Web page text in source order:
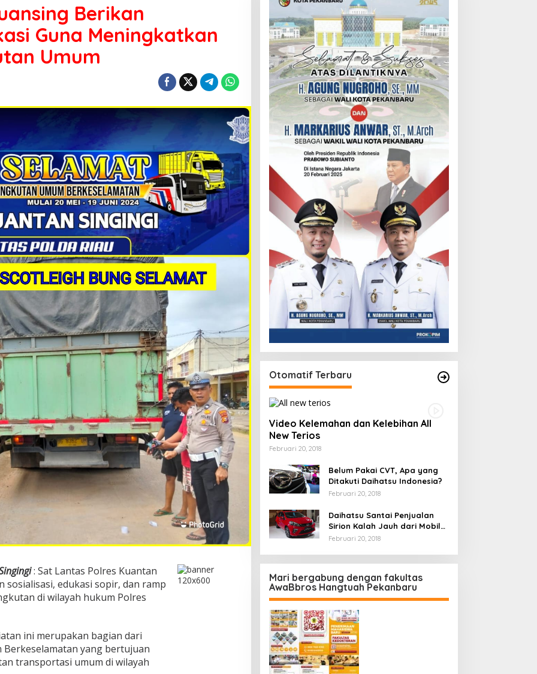
Berikan
Guna Meningkatkan
Umum
: Sat Lantas Polres Kuantan
sosialisasi, edukasi sopir, dan ramp
di wilayah hukum Polres
ini merupakan bagian dari
yang bertujuan
transportasi umum di wilayah
Otomatif Terbaru
Video Kelemahan dan Kelebihan All
New Terios
Februari 20, 2018
Belum Pakai CVT, Apa yang
Ditakuti Daihatsu Indonesia?
Februari 20, 2018
Daihatsu Santai Penjualan
Sirion Kalah Jauh dari Mobil
LCGC
Februari 20, 2018
Mari bergabung dengan fakultas
AwaBbros Hangtuah Pekanbaru